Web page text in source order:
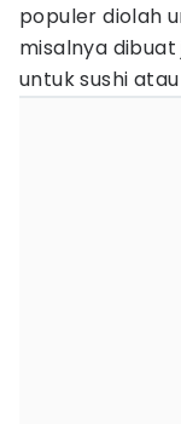
populer diolah
misalnya
untuk sushi